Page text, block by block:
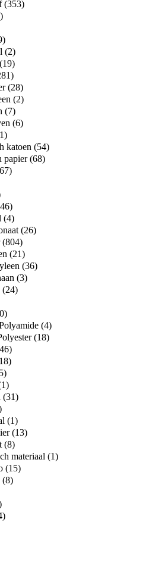
(353)
(2)
(28)
(2)
(7)
(6)
katoen (54)
papier (68)
(4)
(26)
(804)
(21)
(36)
(3)
(24)
(4)
(18)
(31)
(1)
(13)
(8)
materiaal (1)
(15)
(8)